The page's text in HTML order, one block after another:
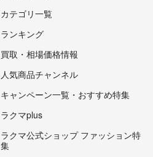
カテゴリ一覧
ランキング
買取・相場価格情報
人気商品チャンネル
キャンペーン一覧・おすすめ特集
ラクマplus
ラクマ公式ショップ ファッション特
集